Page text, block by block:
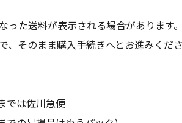
た送料が表示される場合があります。
、そのまま購入手続きへとお進みくださ
では佐川急便